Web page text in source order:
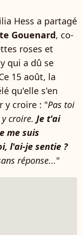
Hess a partagé
Gouenard, co-
roses et
qui a dû se
15 août, la
qu'elle s'en
y croire : "Pas toi
croire. Je t'ai
me suis
l'ai-je sentie ?
réponse..."